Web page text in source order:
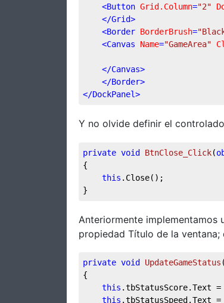
<Button Grid.Column="2"
</Grid>
<Border BorderBrush=
<Canvas Name="GameArea"
</Canvas>
</Border>
</DockPanel>
Y no olvide definir el
private void BtnClose_Click(
{
this .Close();
}
Anteriormente implementamos
propiedad Título de la
private void UpdateGameStatus (
{
this .tbStatusScore.Text
this .tbStatusSpeed.Text